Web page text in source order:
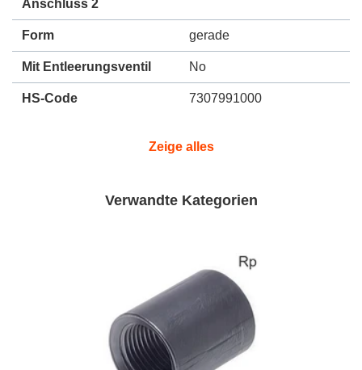
Anschluss 2
Form gerade
Mit Entleerungsventil No
HS-Code 7307991000
Zeige alles
Verwandte Kategorien